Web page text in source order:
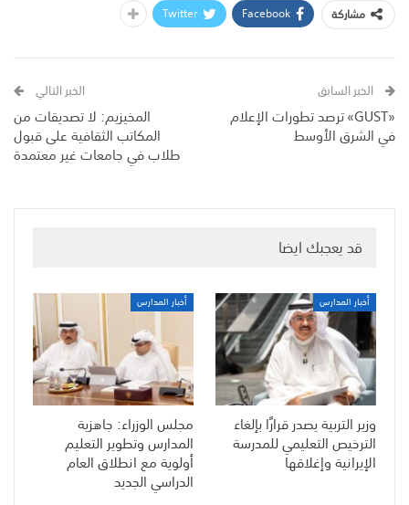
مشاركة
Facebook
Twitter
الخبر السابق
«GUST» ترصد تطورات الإعلام
في الشرق الأوسط
الخبر التالي
المخيزيم: لا تصديقات من
المكاتب الثقافية على قبول
طلاب في جامعات غير معتمدة
قد يعجبك ايضا
أخبار المدارس
وزير التربية يصدر قرارًا بإلغاء
الترخيص التعليمي للمدرسة
الإيرانية وإغلاقها
أخبار المدارس
مجلس الوزراء: جاهزية
المدارس وتطوير التعليم
أولوية مع انطلاق العام
الدراسي الجديد